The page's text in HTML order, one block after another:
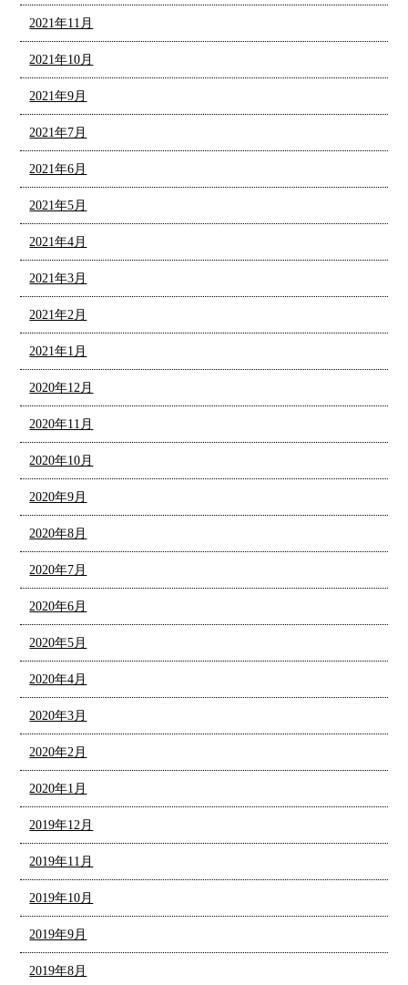
2021年11月
2021年10月
2021年9月
2021年7月
2021年6月
2021年5月
2021年4月
2021年3月
2021年2月
2021年1月
2020年12月
2020年11月
2020年10月
2020年9月
2020年8月
2020年7月
2020年6月
2020年5月
2020年4月
2020年3月
2020年2月
2020年1月
2019年12月
2019年11月
2019年10月
2019年9月
2019年8月